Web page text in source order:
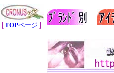
［TOPページ ］